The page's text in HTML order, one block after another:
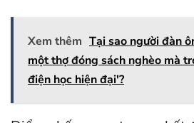
Xem thêm Tại sao người đàn
một thợ đóng sách nghèo mà
điện học hiện đại'?